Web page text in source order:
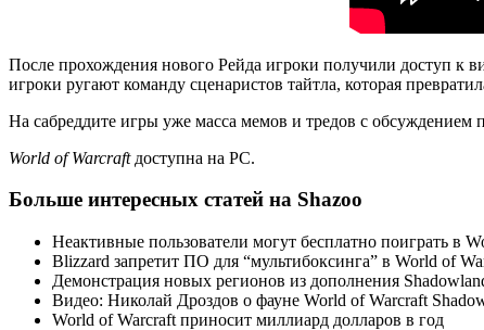
После прохождения нового Рейда игроки получили доступ к
игроки ругают команду сценаристов тайтла, которая
На сабреддите игры уже масса мемов и тредов с
World of Warcraftдоступна на PC.
Больше интересных статей на Shazoo
Неактивные пользователи могут бесплатно поиграть в
Blizzard запретит ПО для “мультибоксинга” в World of
Демонстрация новых регионов из дополнения
Видео: Николай Дроздов о фауне World of Warcraft
World of Warcraft приносит миллиард долларов в год